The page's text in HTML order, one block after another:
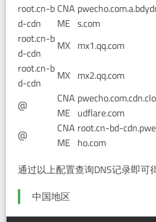
root.cn-b
d-cdn
CNA
ME s.com
root.cn-b
d-cdn
MX mx1.qq.com
root.cn-b
d-cdn
MX mx2.qq.com
@
CNA
ME
pwecho.com.cdn.clo
udflare.com
@
CNA
ME
root.cn-bd-
ho.com
通过以上配置查询DNS记录即可
中国地区